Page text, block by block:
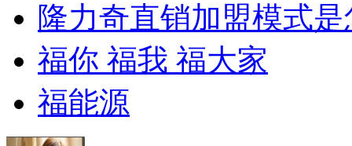
隆力奇直销加盟模式
福你 福我 福大家
福能源